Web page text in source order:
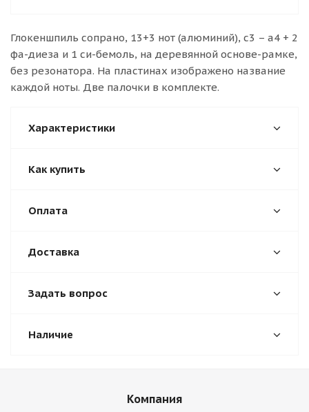
Глокеншпиль сопрано, 13+3 нот (алюминий), c3 – a4 + 2
фа-диеза и 1 си-бемоль, на деревянной основе-рамке,
без резонатора. На пластинах изображено название
каждой ноты. Две палочки в комплекте.
Характеристики
Как купить
Оплата
Доставка
Задать вопрос
Наличие
Компания